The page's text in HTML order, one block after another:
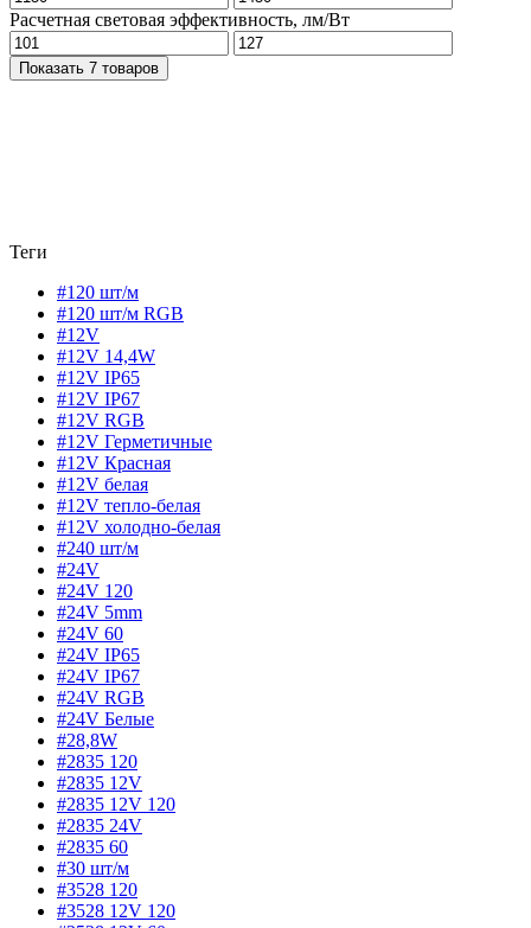
Расчетная световая эффективность, лм/Вт
Показать 7 товаров
Теги
#120 шт/м
#120 шт/м RGB
#12V
#12V 14,4W
#12V IP65
#12V IP67
#12V RGB
#12V Герметичные
#12V Красная
#12V белая
#12V тепло-белая
#12V холодно-белая
#240 шт/м
#24V
#24V 120
#24V 5mm
#24V 60
#24V IP65
#24V IP67
#24V RGB
#24V Белые
#28,8W
#2835 120
#2835 12V
#2835 12V 120
#2835 24V
#2835 60
#30 шт/м
#3528 120
#3528 12V 120